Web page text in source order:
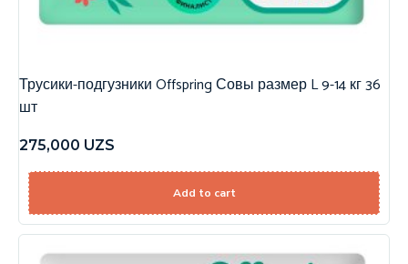
Трусики-подгузники Offspring Совы размер L 9-14 кг 36
шт
275,000 UZS
Add to cart